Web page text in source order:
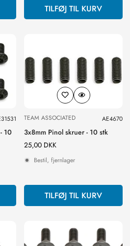
TILFØJ TIL KURV
10
TEAM ASSOCIATED AE4670
3x8mm Pinol skruer - 10 stk
Normal
25,00 DKK
Bestil, fjernlager
TILFØJ TIL KURV